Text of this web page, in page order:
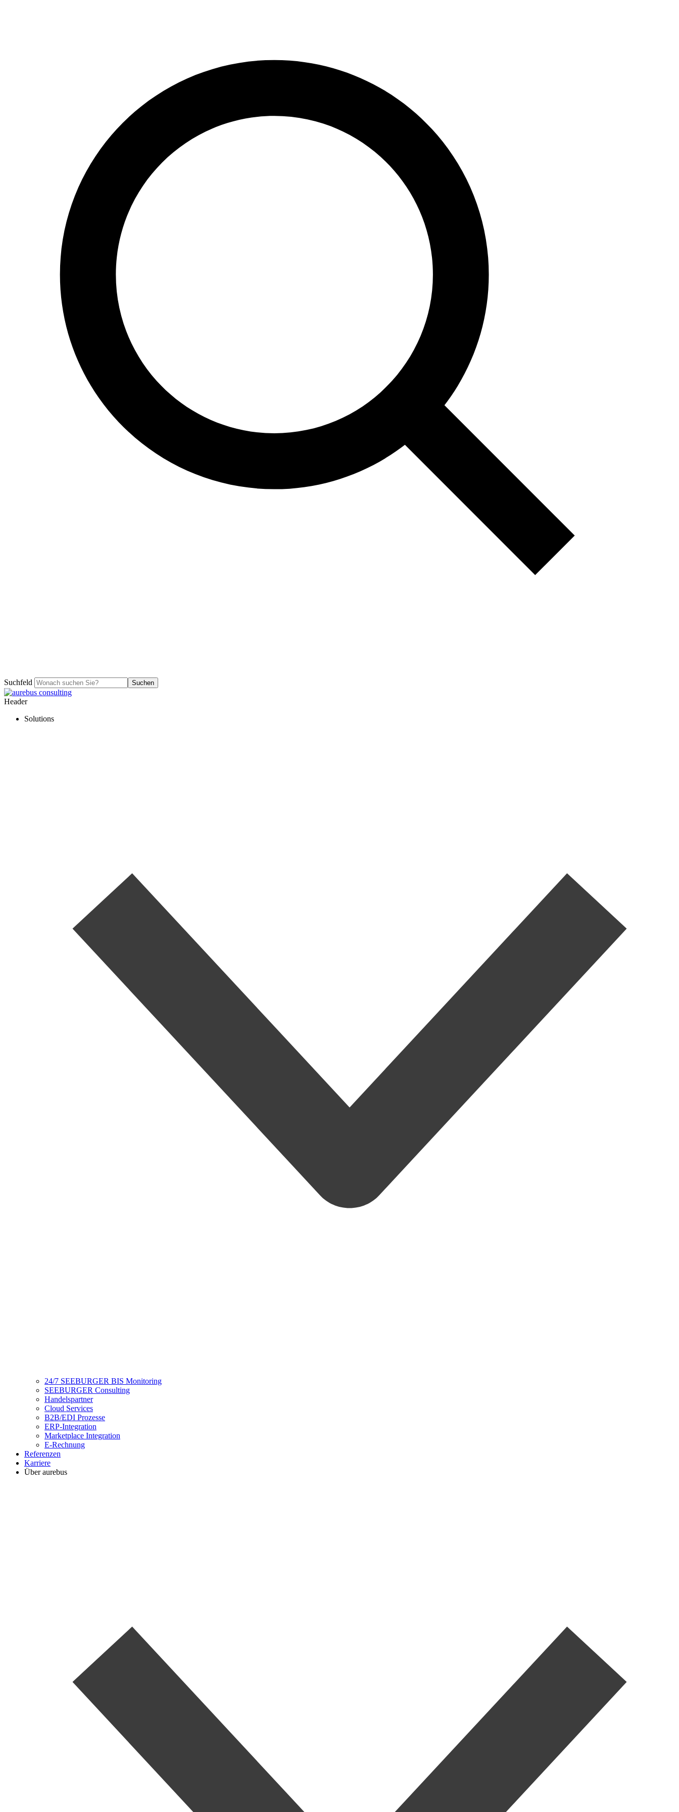
Suchfeld Suchen
Header
Solutions
24/7 SEEBURGER BIS Monitoring
SEEBURGER Consulting
Handelspartner
Cloud Services
B2B/EDI Prozesse
ERP-Integration
Marketplace Integration
E-Rechnung
Referenzen
Karriere
Über aurebus